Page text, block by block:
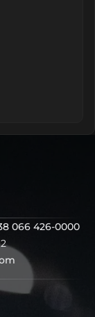
066 426-0000